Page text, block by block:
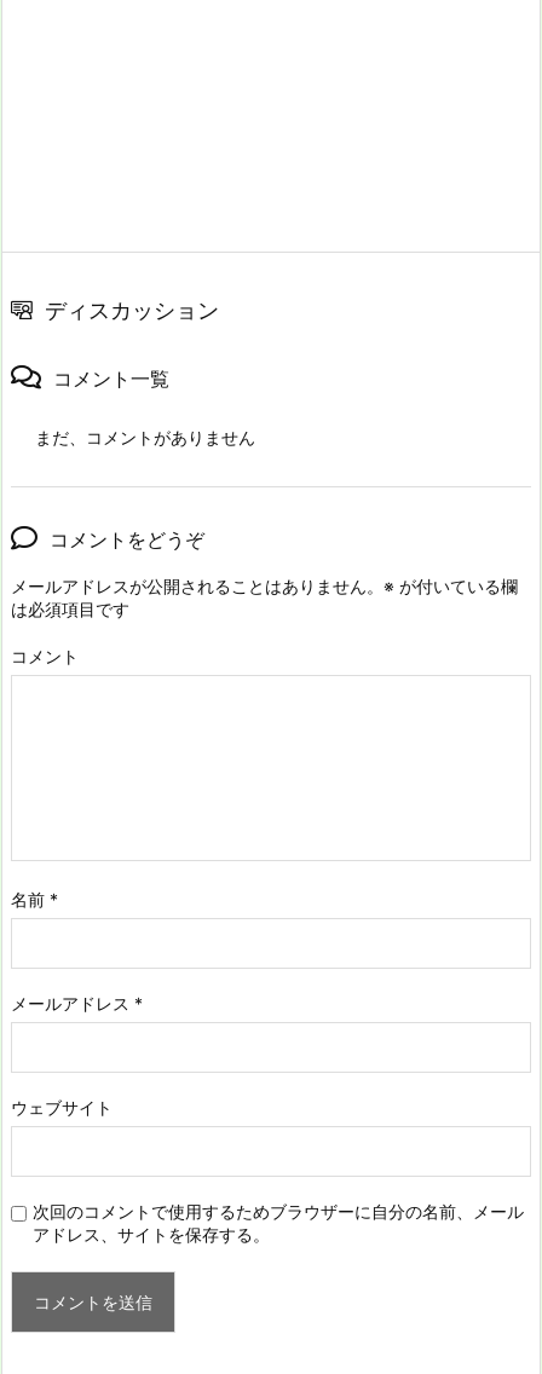
ディスカッション
コメント一覧
まだ、コメントがありません
コメントをどうぞ
メールアドレスが公開されることはありません。 ※ が付いている欄
は必須項目です
コメント
名前 *
メールアドレス *
ウェブサイト
次回のコメントで使用するためブラウザーに自分の名前、メール
アドレス、サイトを保存する。